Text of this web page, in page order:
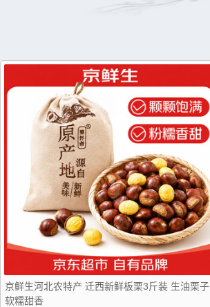
京鲜生河北农特产 迁西新鲜板栗3斤装 生油栗子
软糯甜香